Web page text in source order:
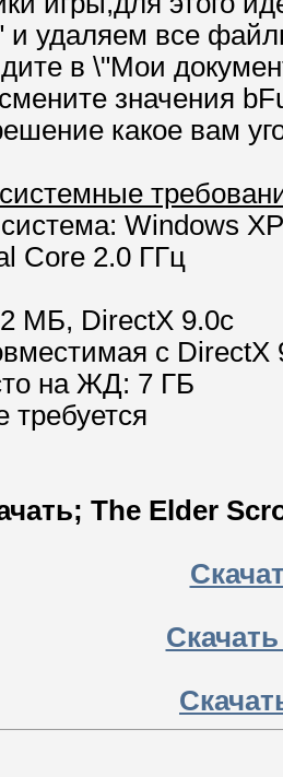
и удаляем все
в \"Мои
значения
какое вам
Windows
Core 2.0 ГГц
МБ, DirectX 9.0c
с DirectX
на ЖД: 7 ГБ
требуется
The Elder